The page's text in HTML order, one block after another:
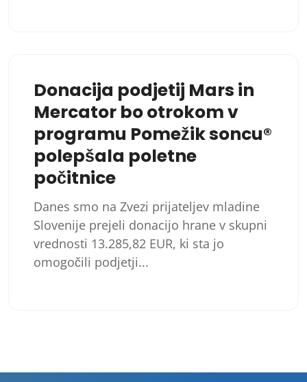
Donacija podjetij Mars in
Mercator bo otrokom v
programu Pomežik soncu®
polepšala poletne
počitnice
Danes smo na Zvezi prijateljev mladine
Slovenije prejeli donacijo hrane v skupni
vrednosti 13.285,82 EUR, ki sta jo
omogočili podjetji...
prispevkov